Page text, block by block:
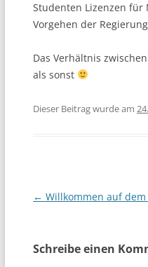
Studenten Lizenzen für
Vorgehen der
Das Verhältnis
als sonst
Dieser Beitrag wurde am
Beitragsnavigation
← Willkommen auf
Schreibe einen